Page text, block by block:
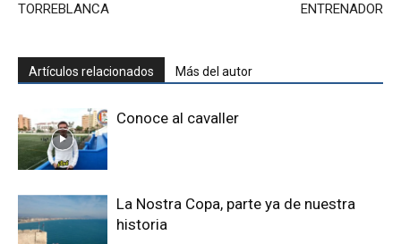
TORREBLANCA
ENTRENADOR
Artículos relacionados Más del autor
Conoce al cavaller
La Nostra Copa, parte ya de nuestra
historia